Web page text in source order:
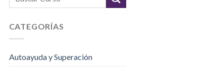
CATEGORÍAS
Autoayuda y Superación